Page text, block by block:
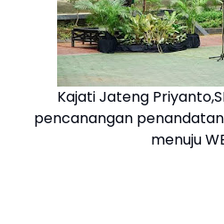
Kajati Jateng
pencanangan
menuju